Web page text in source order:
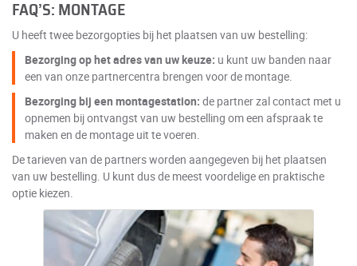
FAQ’S: MONTAGE
U heeft twee bezorgopties bij het plaatsen van uw bestelling:
Bezorging op het adres van uw keuze: u kunt uw banden naar
een van onze partnercentra brengen voor de montage.
Bezorging bij een montagestation: de partner zal contact met u
opnemen bij ontvangst van uw bestelling om een afspraak te
maken en de montage uit te voeren.
De tarieven van de partners worden aangegeven bij het plaatsen
van uw bestelling. U kunt dus de meest voordelige en praktische
optie kiezen.